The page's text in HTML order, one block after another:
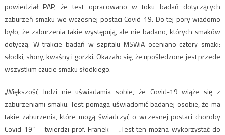
powiedział PAP, że test opracowano w toku badań dotyczących
zaburzeń smaku we wczesnej postaci Covid-19. Do tej pory wiadomo
było, że zaburzenia takie występują, ale nie badano, których smaków
dotyczą. W trakcie badań w szpitalu MSWiA oceniano cztery smaki:
słodki, słony, kwaśny i gorzki. Okazało się, że upośledzone jest przede
wszystkim czucie smaku słodkiego.
„Większość ludzi nie uświadamia sobie, że Covid-19 wiąże się z
zaburzeniami smaku. Test pomaga uświadomić badanej osobie, że ma
takie zaburzenia, które mogą świadczyć o wczesnej postaci choroby
Covid-19” – twierdzi prof. Franek – „Test ten można wykorzystać do